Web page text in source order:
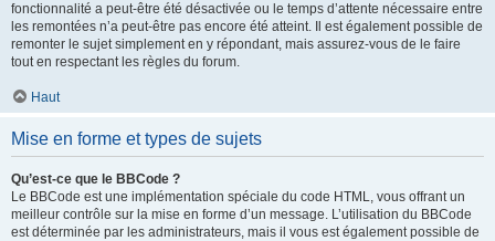
fonctionnalité a peut-être été désactivée ou le temps d’attente nécessaire entre
les remontées n’a peut-être pas encore été atteint. Il est également possible de
remonter le sujet simplement en y répondant, mais assurez-vous de le faire
tout en respectant les règles du forum.
Haut
Mise en forme et types de sujets
Qu’est-ce que le BBCode ?
Le BBCode est une implémentation spéciale du code HTML, vous offrant un
meilleur contrôle sur la mise en forme d’un message. L’utilisation du BBCode
est déterminée par les administrateurs, mais il vous est également possible de